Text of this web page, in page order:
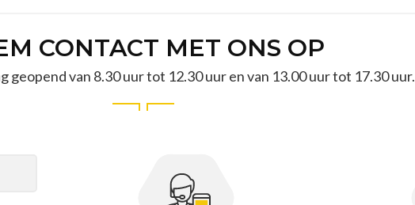
CONTACT MET ONS OP
geopend van 8.30 uur tot 12.30 uur en van 13.00 uur tot 17.30 uur.